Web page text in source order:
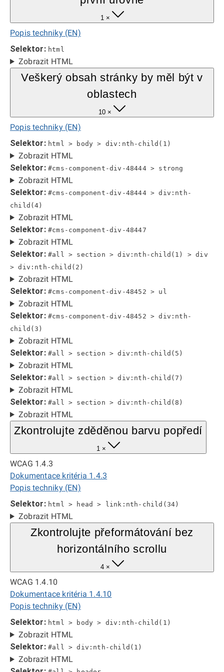
1 ×
Popis techniky (EN)
Selektor: html
Zobrazit HTML
Veškerý obsah stránky by měl být v
oblastech
10 ×
Popis techniky (EN)
Selektor: html > body > div:nth-child(1)
Zobrazit HTML
Selektor: #cms-component-div-48444 > strong
Zobrazit HTML
Selektor: #cms-component-div-48444 > div:nth-
child(4)
Zobrazit HTML
Selektor: #cms-component-div-48447
Zobrazit HTML
Selektor: #all > section > div:nth-child(1) > div
> div:nth-child(2)
Zobrazit HTML
Selektor: #cms-component-div-48452 > ul
Zobrazit HTML
Selektor: #cms-component-div-48452 > div:nth-
child(3)
Zobrazit HTML
Selektor: #all > section > div:nth-child(5)
Zobrazit HTML
Selektor: #all > section > div:nth-child(7)
Zobrazit HTML
Selektor: #all > section > div:nth-child(8)
Zobrazit HTML
Zkontrolujte zděděnou barvu popředí
1 ×
WCAG 1.4.3
Dokumentace kritéria 1.4.3
Popis techniky (EN)
Selektor: html > head > link:nth-child(34)
Zobrazit HTML
Zkontrolujte přeformátování bez
horizontálního scrollu
4 ×
WCAG 1.4.10
Dokumentace kritéria 1.4.10
Popis techniky (EN)
Selektor: html > body > div:nth-child(1)
Zobrazit HTML
Selektor: #all > div:nth-child(1)
Zobrazit HTML